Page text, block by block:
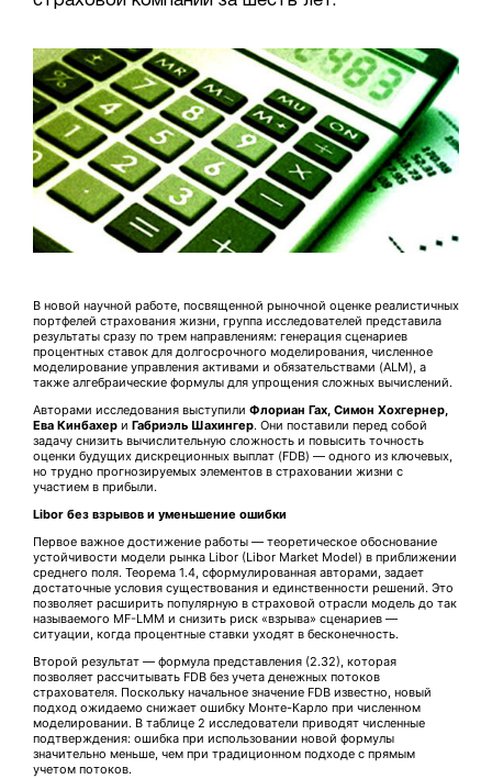
В новой научной работе, посвященной рыночной оценке реалистичных
портфелей страхования жизни, группа исследователей представила
результаты сразу по трем направлениям: генерация сценариев
процентных ставок для долгосрочного моделирования, численное
моделирование управления активами и обязательствами (ALM), а
также алгебраические формулы для упрощения сложных вычислений.
Авторами исследования выступили Флориан Гах, Симон Хохгернер,
Ева Кинбахер и Габриэль Шахингер. Они поставили перед собой
задачу снизить вычислительную сложность и повысить точность
оценки будущих дискреционных выплат (FDB) — одного из ключевых,
но трудно прогнозируемых элементов в страховании жизни с
участием в прибыли.
Libor без взрывов и уменьшение ошибки
Первое важное достижение работы — теоретическое обоснование
устойчивости модели рынка Libor (Libor Market Model) в приближении
среднего поля. Теорема 1.4, сформулированная авторами, задает
достаточные условия существования и единственности решений. Это
позволяет расширить популярную в страховой отрасли модель до так
называемого MF-LMM и снизить риск «взрыва» сценариев —
ситуации, когда процентные ставки уходят в бесконечность.
Второй результат — формула представления (2.32), которая
позволяет рассчитывать FDB без учета денежных потоков
страхователя. Поскольку начальное значение FDB известно, новый
подход ожидаемо снижает ошибку Монте-Карло при численном
моделировании. В таблице 2 исследователи приводят численные
подтверждения: ошибка при использовании новой формулы
значительно меньше, чем при традиционном подходе с прямым
учетом потоков.